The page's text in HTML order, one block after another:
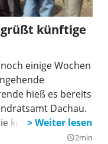
künftige
einige Wochen
hieß es bereits
Dachau.
künftigen
das Landratsamt,
query_builder2min